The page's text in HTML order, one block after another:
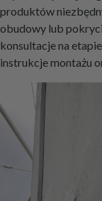
produktów
obudowy lub
konsultacje na
instrukcje montażu